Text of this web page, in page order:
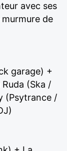
avec ses
de
garage) +
(Ska /
(Psytrance /